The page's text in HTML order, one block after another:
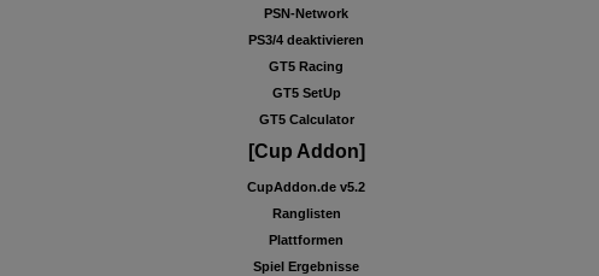
PSN-Network
PS3/4 deaktivieren
GT5 Racing
GT5 SetUp
GT5 Calculator
[Cup Addon]
CupAddon.de v5.2
Ranglisten
Plattformen
Spiel Ergebnisse